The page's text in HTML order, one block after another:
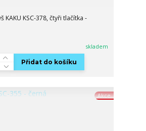
KAKU KSC-378, čtyři tlačítka -
skladem
Přidat do košíku
Akce